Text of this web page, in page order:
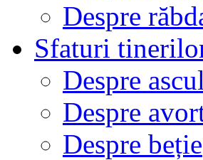
Despre
Sfaturi
Despre
Despre
Despre beție